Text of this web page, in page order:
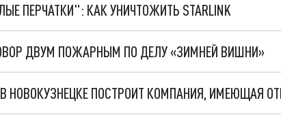
ПЕРЧАТКИ": КАК УНИЧТОЖИТЬ STARLINK
ДВУМ ПОЖАРНЫМ ПО ДЕЛУ «ЗИМНЕЙ ВИШНИ»